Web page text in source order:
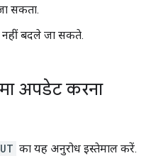
सकता.
नहीं बदले जा सकते.
अपडेट करना
का यह अनुरोध इस्तेमाल करें.